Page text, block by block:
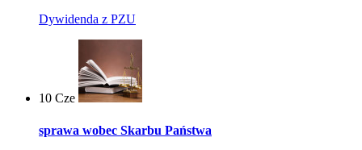
Dywidenda z PZU
10 Cze
sprawa wobec Skarbu Państwa